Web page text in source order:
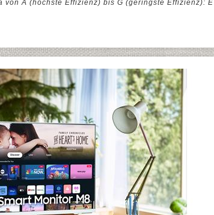
A (höchste Effizienz) bis G (geringste Effizienz): E